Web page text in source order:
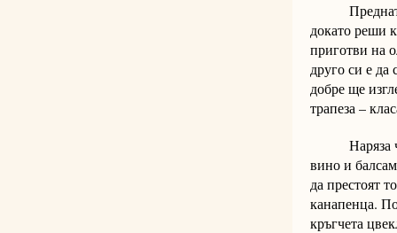
Предната
докато реши
приготви на
друго си е да
добре ще
трапеза –
Наряза
вино и
да престоят
канапенца.
кръгчета